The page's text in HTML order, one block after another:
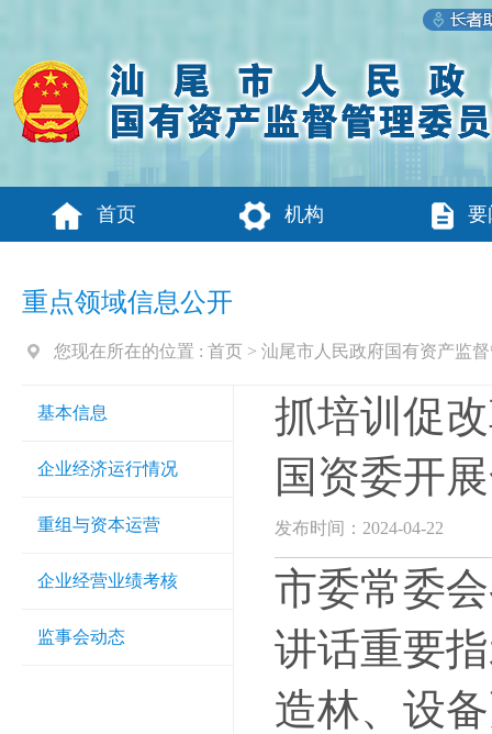
首页 机构 要
重点领域信息公开
您现在所在的位置 : 首页 > 汕尾市人民政府国有资产监
基本信息
企业经济运行情况
重组与资本运营
企业经营业绩考核
监事会动态
抓培训促
国资委开
发布时间：2024-04-22
市委常委
讲话重要
造林、设